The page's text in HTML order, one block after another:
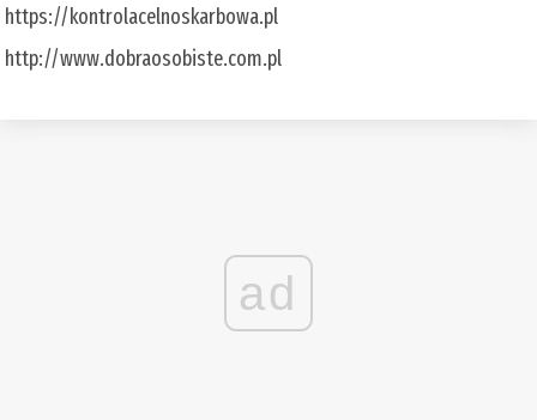
https://kontrolacelnoskarbowa.pl
http://www.dobraosobiste.com.pl
ad